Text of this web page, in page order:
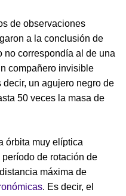
de observaciones
a la conclusión de
no correspondía al de una
compañero invisible
un agujero negro de
50 veces la masa de
órbita muy elíptica
de rotación de
máxima de
. Es decir, el